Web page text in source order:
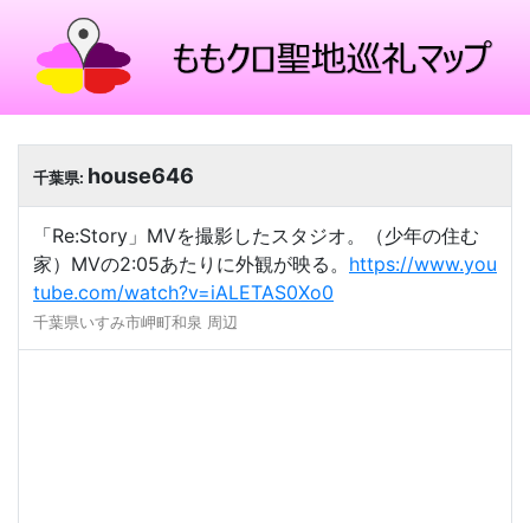
千葉県: house646
「Re:Story」MVを撮影したスタジオ。（少年の住む
家）MVの2:05あたりに外観が映る。 https://www.you
tube.com/watch?v=iALETAS0Xo0
千葉県いすみ市岬町和泉 周辺